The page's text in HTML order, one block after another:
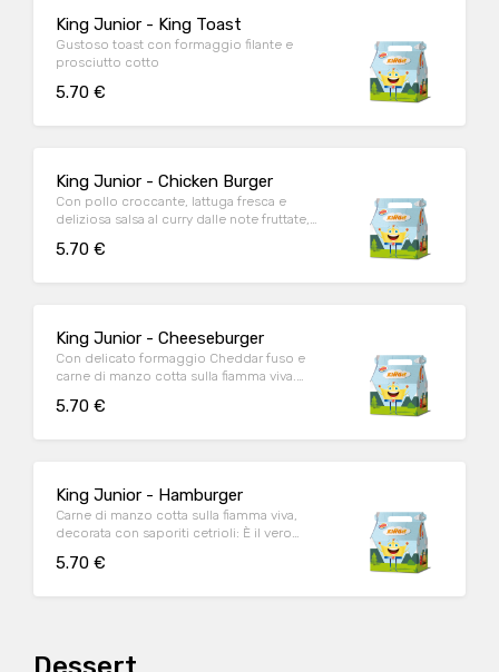
King Junior - King Toast
Gustoso toast con formaggio filante e
prosciutto cotto
5.70 €
King Junior - Chicken Burger
Con pollo croccante, lattuga fresca e
deliziosa salsa al curry dalle note fruttate,
placare la voglia di pollo fuoripasto.
5.70 €
King Junior - Cheeseburger
Con delicato formaggio Cheddar fuso e
carne di manzo cotta sulla fiamma viva.
5.70 €
King Junior - Hamburger
Carne di manzo cotta sulla fiamma viva,
decorata con saporiti cetrioli: È il vero
5.70 €